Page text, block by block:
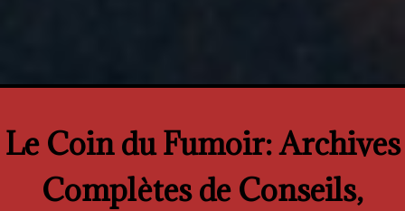
Le Coin du Fumoir: Archives
Complètes de Conseils,